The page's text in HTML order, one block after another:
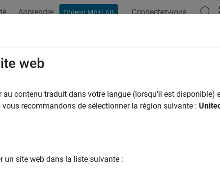
Apprendre Obtenir MATLAB Connectez-vous
destructor
to generate destructor for model configured to use C++ class
destructorparameter specifies whether to generate a
web
au contenu traduit dans votre langue (lorsqu'il est disponible)
vous recommandons de sélectionner la région suivante :
un site web dans la liste suivante :